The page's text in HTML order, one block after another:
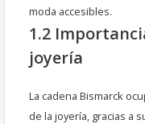
moda accesibles.
1.2
joyería
La cadena Bismarck
de la joyería, gracias a